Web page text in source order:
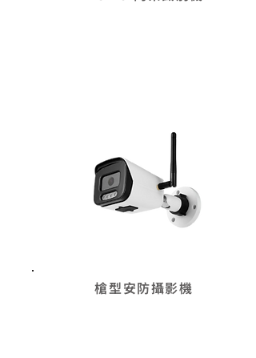
槍型安防攝影機